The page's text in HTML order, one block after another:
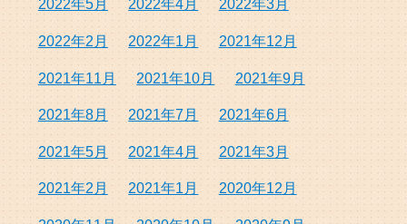
2022年5月 2022年4月 2022年3月
2022年2月 2022年1月 2021年12月
2021年11月 2021年10月 2021年9月
2021年8月 2021年7月 2021年6月
2021年5月 2021年4月 2021年3月
2021年2月 2021年1月 2020年12月